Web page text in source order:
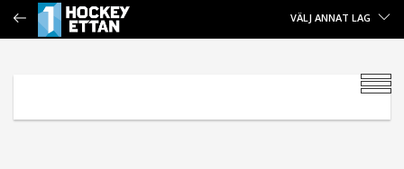
VÄLJ ANNAT LAG